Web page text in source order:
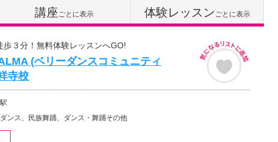
講座ごとに表示 体験レッスンごとに表示
歩３分！無料体験レッスンへGO!
(ベリーダンスコミュニティ
寺校
ンス、民族舞踊、ダンス・舞踊その他